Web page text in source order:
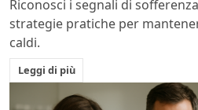
Riconosci i segnali di
strategie pratiche per
caldi.
Leggi di più